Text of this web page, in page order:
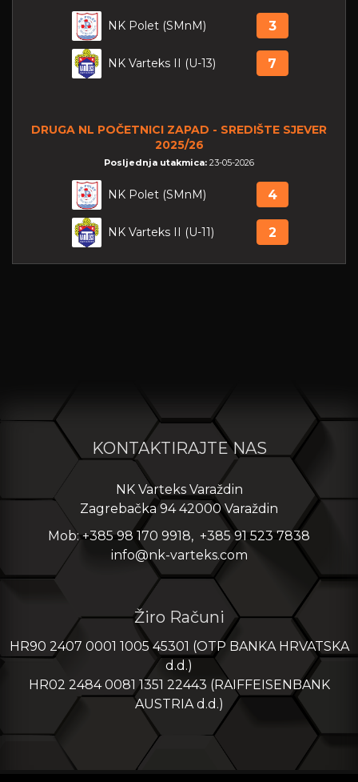
NK Polet (SMnM) 3
NK Varteks II (U-13) 7
DRUGA NL POČETNICI ZAPAD - SREDIŠTE SJEVER
2025/26
Posljednja utakmica: 23-05-2026
NK Polet (SMnM) 4
NK Varteks II (U-11) 2
KONTAKTIRAJTE NAS
NK Varteks Varaždin
Zagrebačka 94 42000 Varaždin
Mob: +385 98 170 9918, +385 91 523 7838
info@nk-varteks.com
Žiro Računi
HR90 2407 0001 1005 45301 (OTP BANKA HRVATSKA
d.d.)
HR02 2484 0081 1351 22443 (RAIFFEISENBANK
AUSTRIA d.d.)